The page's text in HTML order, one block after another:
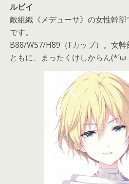
ルビイ
敵組織《メデューサ》の女性幹
です。
B88/W57/H89（Fカップ）。女幹
ともに、まったくけしからん(*´ω